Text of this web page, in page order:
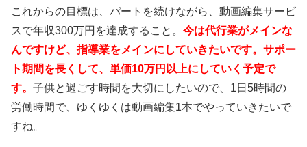
これからの目標は、パートを続けながら、動画編集サービ
スで年収300万円を達成すること。 今は代行業がメインな
んですけど、指導業をメインにしていきたいです。サポー
ト期間を長くして、単価10万円以上にしていく予定で
す。 子供と過ごす時間を大切にしたいので、1日5時間の
労働時間で、ゆくゆくは動画編集1本でやっていきたいで
すね。